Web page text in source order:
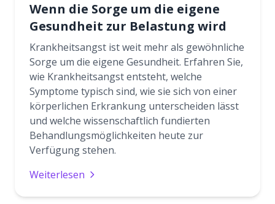
Wenn die Sorge um die eigene
Gesundheit zur Belastung wird
Krankheitsangst ist weit mehr als gewöhnliche
Sorge um die eigene Gesundheit. Erfahren Sie,
wie Krankheitsangst entsteht, welche
Symptome typisch sind, wie sie sich von einer
körperlichen Erkrankung unterscheiden lässt
und welche wissenschaftlich fundierten
Behandlungsmöglichkeiten heute zur
Verfügung stehen.
Weiterlesen